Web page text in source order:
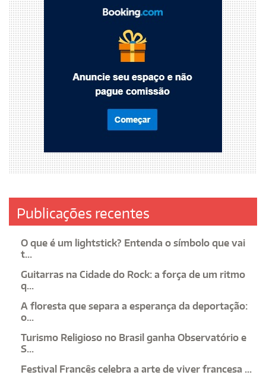
Publicações recentes
O que é um lightstick? Entenda o símbolo que vai
t...
Guitarras na Cidade do Rock: a força de um ritmo
q...
A floresta que separa a esperança da deportação:
o...
Turismo Religioso no Brasil ganha Observatório e
S...
Festival Francês celebra a arte de viver francesa ...